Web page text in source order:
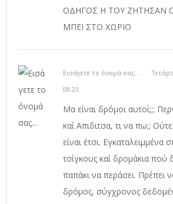
ΟΔΗΓΟΣ Η ΤΟΥ ΖΗΤΗΣΑΝ
ΜΠΕΙ ΣΤΟ ΧΩΡΙΟ
Εισάγετε το όνομά σας...
08:23
Μα είναι δρόμοι αυτοί;;;
καί Απιδιτσα, τι να πω;;
είναι έτσι. Εγκαταλειμμένα
τσίγκους καί δρομάκια πού
παπάκι να περάσει. Πρέπει
δρόμος, σύγχρονος